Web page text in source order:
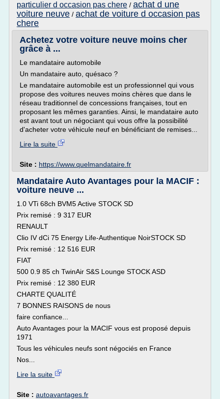
particulier d occasion pas chere / achat d une
voiture neuve / achat de voiture d occasion pas
chere
Achetez votre voiture neuve moins cher
grâce à ...
Le mandataire automobile
Un mandataire auto, quésaco ?
Le mandataire automobile est un professionnel qui vous
propose des voitures neuves moins chères que dans le
réseau traditionnel de concessions françaises, tout en
proposant les mêmes garanties. Ainsi, le mandataire auto
est avant tout un négociant qui vous offre la possibilité
d'acheter votre véhicule neuf en bénéficiant de remises...
Lire la suite
Site : https://www.quelmandataire.fr
Mandataire Auto Avantages pour la MACIF :
voiture neuve ...
1.0 VTi 68ch BVM5 Active STOCK SD
Prix remisé : 9 317 EUR
RENAULT
Clio IV dCi 75 Energy Life-Authentique NoirSTOCK SD
Prix remisé : 12 516 EUR
FIAT
500 0.9 85 ch TwinAir S&S Lounge STOCK ASD
Prix remisé : 12 380 EUR
CHARTE QUALITÉ
7 BONNES RAISONS de nous
faire confiance...
Auto Avantages pour la MACIF vous est proposé depuis
1971
Tous les véhicules neufs sont négociés en France
Nos...
Lire la suite
Site : autoavantages.fr